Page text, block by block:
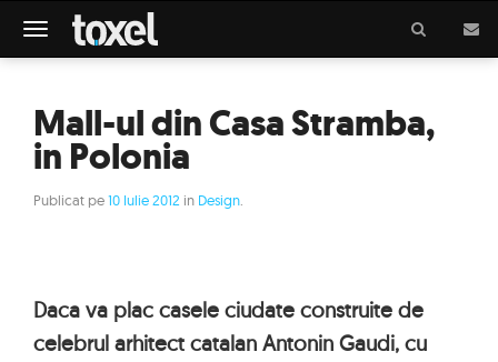
Meniu
Mall-ul din Casa Stramba,
in Polonia
Publicat pe10 Iulie 2012 in Design
Daca va plac casele ciudate construite de
celebrul arhitect catalan Antonin Gaudi, cu